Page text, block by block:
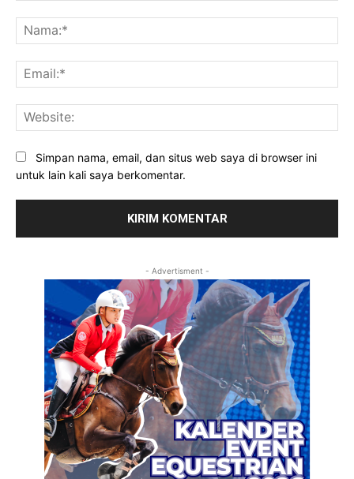
Simpan nama, email, dan situs web saya di browser ini
untuk lain kali saya berkomentar.
- Advertisment -